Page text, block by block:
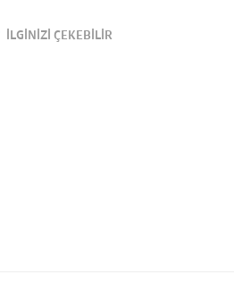
İLGİNİZİ ÇEKEBİLİR